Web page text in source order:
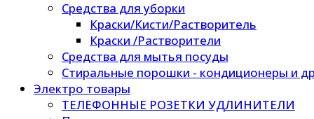
Средства для уборки
Краски/Кисти/Растворитель
Краски /Растворители
Средства для мытья посуды
Стиральные порошки - кондиционеры и
Электро товары
ТЕЛЕФОННЫЕ РОЗЕТКИ УДЛИНИТЕЛИ